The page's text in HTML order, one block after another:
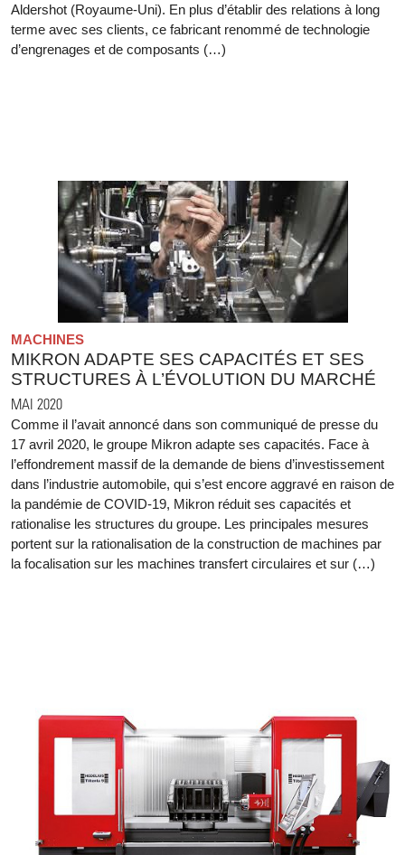
Aldershot (Royaume-Uni). En plus d’établir des relations à long
terme avec ses clients, ce fabricant renommé de technologie
d’engrenages et de composants (…)
MACHINES
MIKRON ADAPTE SES CAPACITÉS ET SES
STRUCTURES À L’ÉVOLUTION DU MARCHÉ
MAI 2020
Comme il l’avait annoncé dans son communiqué de presse du
17 avril 2020, le groupe Mikron adapte ses capacités. Face à
l’effondrement massif de la demande de biens d’investissement
dans l’industrie automobile, qui s’est encore aggravé en raison de
la pandémie de COVID-19, Mikron réduit ses capacités et
rationalise les structures du groupe. Les principales mesures
portent sur la rationalisation de la construction de machines par
la focalisation sur les machines transfert circulaires et sur (…)